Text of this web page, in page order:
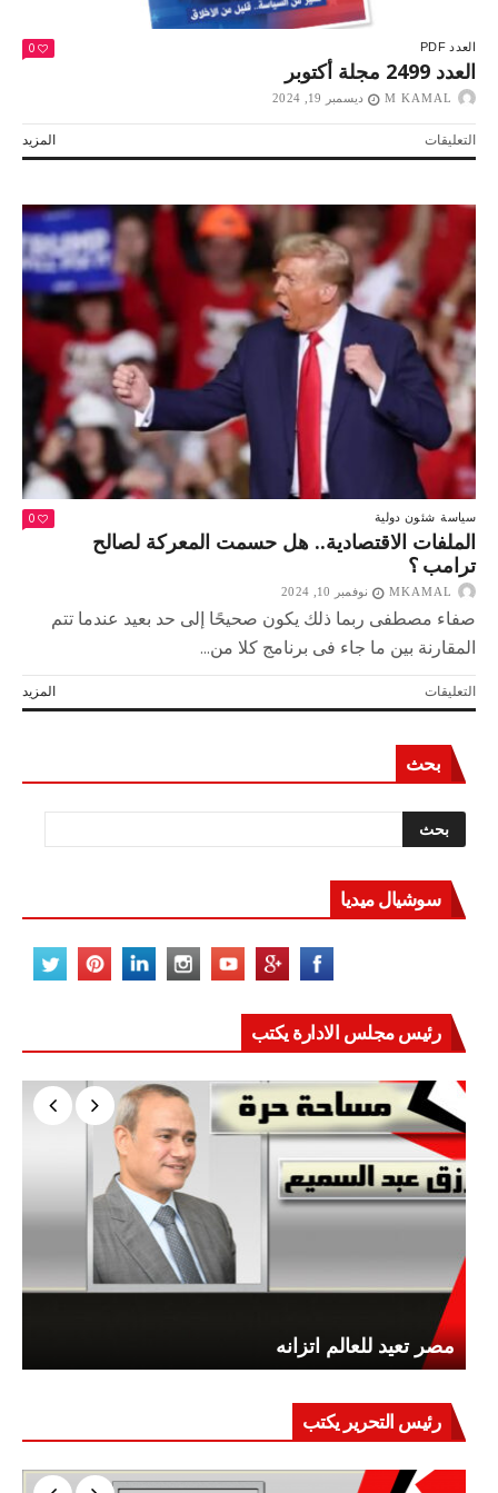
العدد PDF 0
العدد 2499 مجلة أكتوبر
M KAMAL ديسمبر 19, 2024
المزيد التعليقاتعلى
العدد
مجلة
مغلقة
سياسة شئون دولية 0
الملفات الاقتصادية.. هل حسمت المعركة لصالح
ترامب ؟
MKAMAL نوفمبر 10, 2024
صفاء مصطفى ربما ذلك يكون صحيحًا إلى حد بعيد عندما تتم
المقارنة بين ما جاء فى برنامج كلا من...
المزيد التعليقاتعلى
الملفات
حسمت
ترامب ؟
بحث
سوشيال ميديا
رئيس مجلس الادارة يكتب
مصر تعيد للعالم اتزانه
رئيس التحرير يكتب